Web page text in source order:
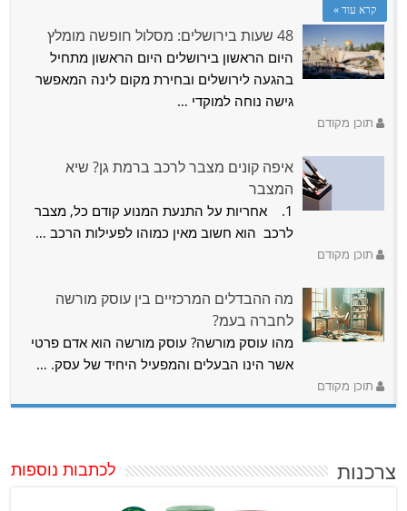
קרא עוד »
48 שעות בירושלים: מסלול חופשה מומלץ
היום הראשון בירושלים היום הראשון מתחיל
בהגעה לירושלים ובחירת מקום לינה המאפשר
גישה נוחה למוקדי …
תוכן מקודם
איפה קונים מצבר לרכב ברמת גן? שיא
המצבר
1. אחריות על התנעת המנוע קודם כל, מצבר
לרכב הוא חשוב מאין כמוהו לפעילות הרכב …
תוכן מקודם
מה ההבדלים המרכזיים בין עוסק מורשה
לחברה בעמ?
מהו עוסק מורשה? עוסק מורשה הוא אדם פרטי
אשר הינו הבעלים והמפעיל היחיד של עסק. …
תוכן מקודם
צרכנות לכתבות נוספות